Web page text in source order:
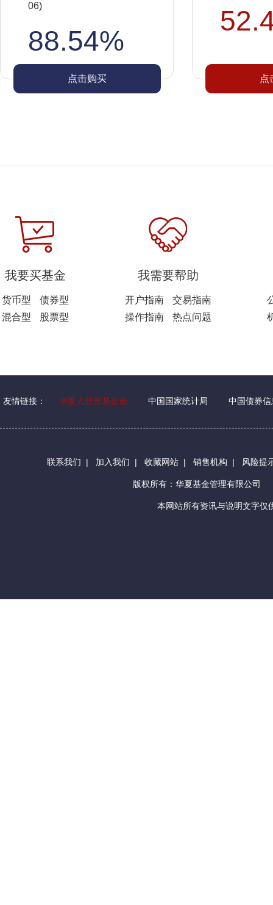
06)
88.54%
点击购买 点
我要买基金
货币型
债券型
混合型
股票型
我需要帮助
开户指南
交易指南
操作指南
热点问题
友情链接： 华夏人慈善基金会 中国国家统计局 中国债券信
联系我们 | 加入我们 | 收藏网站 | 销售机构 | 风险提
版权所有：华夏基金管理有限公司
本网站所有资讯与说明文字仅